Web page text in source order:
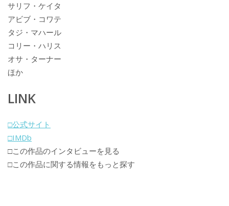
サリフ・ケイタ
アビブ・コワテ
タジ・マハール
コリー・ハリス
オサ・ターナー
ほか
LINK
□公式サイト
□IMDb
□この作品のインタビューを見る
□この作品に関する情報をもっと探す